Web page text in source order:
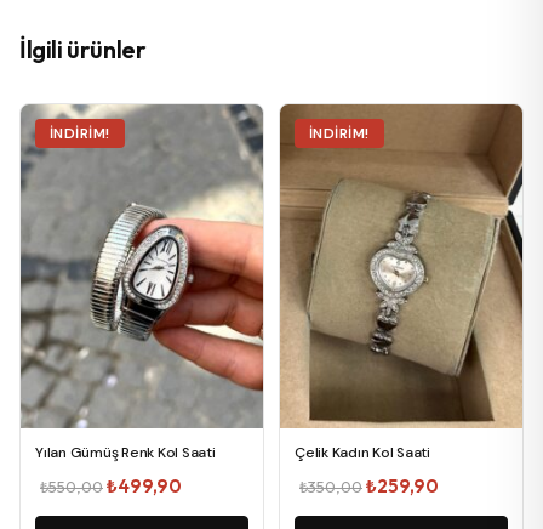
İlgili ürünler
İNDIRIM!
Yılan Gümüş Renk Kol Saati
₺550,00Orijinal
fiyat:
₺499,90
andaki
İNDIRIM!
Çelik Kadın Kol Saati
₺350,00Orijinal
fiyat:
₺259,90
andaki